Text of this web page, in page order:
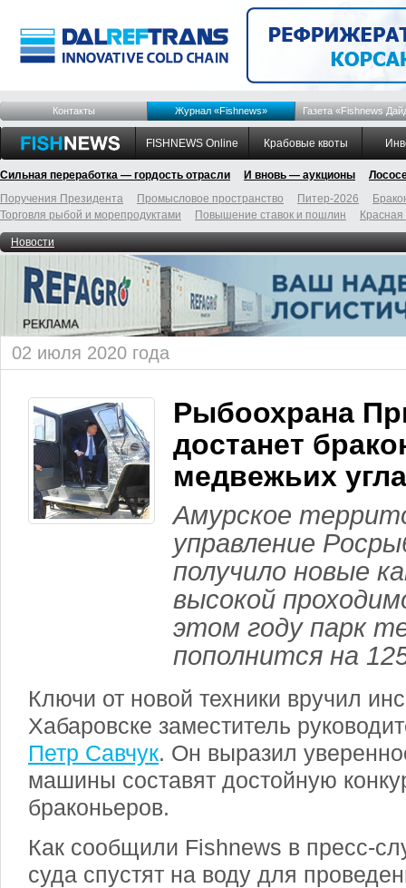
Контакты Журнал «Fishnews» Газета «Fishnews
FISHNEWS Online Крабовые квоты
Сильная переработка — гордость отрасли И вновь — аукционы
Поручения Президента
Промысловое пространство Питер-2026
Торговля рыбой и морепродуктами
Повышение ставок и пошлин
Новости
02 июля 2020 года
Рыбоохрана
достанет
медвежьих
Амурское
управление
получило новые
высокой
этом году парк
пополнится на
Ключи от новой техники вручил
Хабаровске заместитель
Петр Савчук. Он выразил
машины составят достойную
браконьеров.
Как сообщили Fishnews в пресс-
суда спустят на воду для